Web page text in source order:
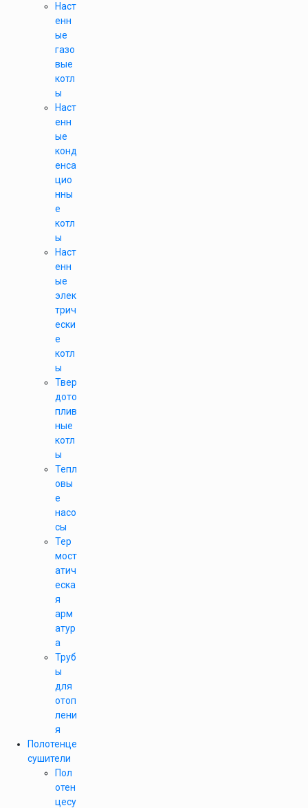
Наст
енн
ые
газо
вые
котл
ы
Наст
енн
ые
конд
енса
цио
нны
е
котл
ы
Наст
енн
ые
элек
трич
ески
е
котл
ы
Твер
дото
плив
ные
котл
ы
Тепл
овы
е
насо
сы
Тер
мост
атич
еска
я
арм
атур
а
Труб
ы
для
отоп
лени
я
Полотенце
сушители
Пол
отен
цесу